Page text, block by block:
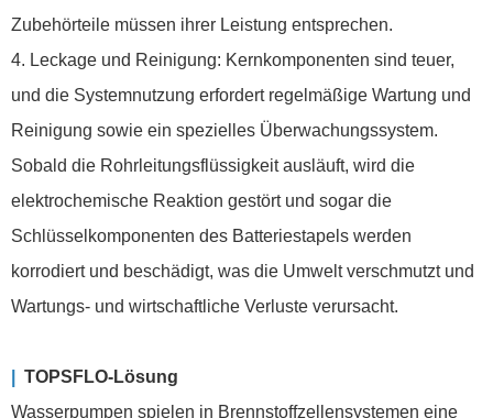
Zubehörteile müssen ihrer Leistung entsprechen.
4. Leckage und Reinigung: Kernkomponenten sind teuer,
und die Systemnutzung erfordert regelmäßige Wartung und
Reinigung sowie ein spezielles Überwachungssystem.
Sobald die Rohrleitungsflüssigkeit ausläuft, wird die
elektrochemische Reaktion gestört und sogar die
Schlüsselkomponenten des Batteriestapels werden
korrodiert und beschädigt, was die Umwelt verschmutzt und
Wartungs- und wirtschaftliche Verluste verursacht.
TOPSFLO-Lösung
Wasserpumpen spielen in Brennstoffzellensystemen eine